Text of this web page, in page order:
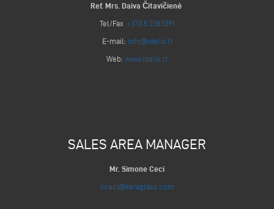
Ref. Mrs. Daiva Čitavičienė
Tel/Fax +370 5 2383391
E-mail: info@idelis.lt
Web: www.idelis.lt
SALES AREA MANAGER
Mr. Simone Ceci
sceci@keraglass.com